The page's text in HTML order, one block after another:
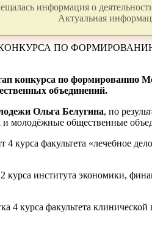
информация о
Актуальная
ПО
конкурса по формированию
объединений.
Ольга Белугина, по
молодёжные общественные
4 курса факультета «лечебное
2 курса института экономики,
4 курса факультета